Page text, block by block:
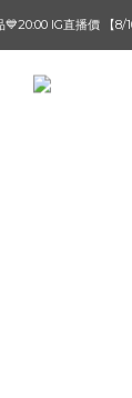
】 / 滿$2000【超取付
IG直播價 【8/
】 / 滿$2000【超取付